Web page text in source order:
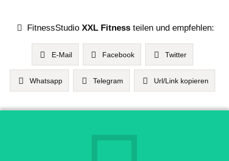
FitnessStudio XXL Fitnessteilen und empfehlen:
E-Mail Facebook Twitter
Whatsapp Telegram Url/Link kopieren